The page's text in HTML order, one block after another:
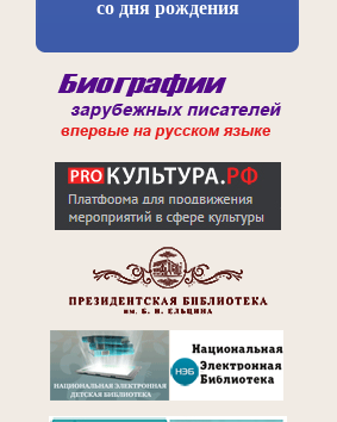
со дня рождения